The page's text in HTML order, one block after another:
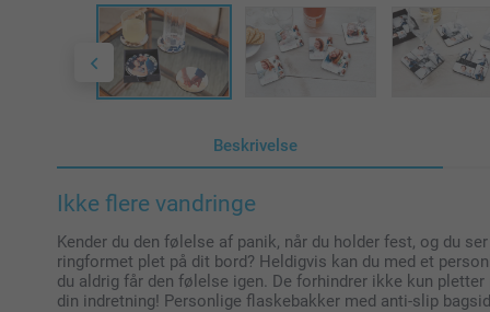
Beskrivelse
Ikke flere vandringe
Kender du den følelse af panik, når du holder fest, og du
ringformet plet på dit bord? Heldigvis kan du med et
du aldrig får den følelse igen. De forhindrer ikke kun
din indretning! Personlige flaskebakker med anti-slip